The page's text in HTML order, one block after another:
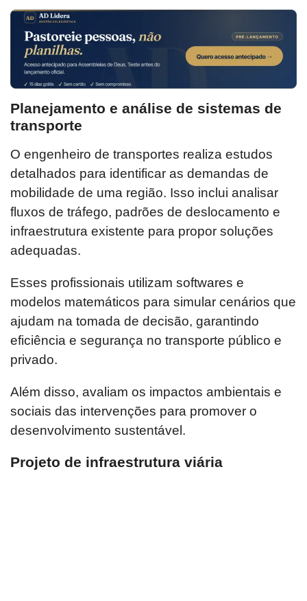
Planejamento e análise de sistemas de
transporte
O engenheiro de transportes realiza estudos
detalhados para identificar as demandas de
mobilidade de uma região. Isso inclui analisar
fluxos de tráfego, padrões de deslocamento e
infraestrutura existente para propor soluções
adequadas.
Esses profissionais utilizam softwares e
modelos matemáticos para simular cenários que
ajudam na tomada de decisão, garantindo
eficiência e segurança no transporte público e
privado.
Além disso, avaliam os impactos ambientais e
sociais das intervenções para promover o
desenvolvimento sustentável.
Projeto de infraestrutura viária